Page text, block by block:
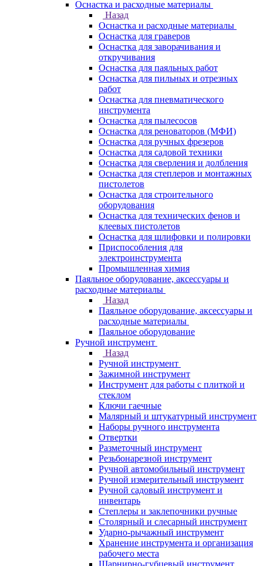
Оснастка и расходные материалы
Назад
Оснастка и расходные материалы
Оснастка для граверов
Оснастка для заворачивания и
откручивания
Оснастка для паяльных работ
Оснастка для пильных и отрезных
работ
Оснастка для пневматического
инструмента
Оснастка для пылесосов
Оснастка для реноваторов (МФИ)
Оснастка для ручных фрезеров
Оснастка для садовой техники
Оснастка для сверления и долбления
Оснастка для степлеров и монтажных
пистолетов
Оснастка для строительного
оборудования
Оснастка для технических фенов и
клеевых пистолетов
Оснастка для шлифовки и полировки
Приспособления для
электроинструмента
Промышленная химия
Паяльное оборудование, аксессуары и
расходные материалы
Назад
Паяльное оборудование, аксессуары и
расходные материалы
Паяльное оборудование
Ручной инструмент
Назад
Ручной инструмент
Зажимной инструмент
Инструмент для работы с плиткой и
стеклом
Ключи гаечные
Малярный и штукатурный инструмент
Наборы ручного инструмента
Отвертки
Разметочный инструмент
Резьбонарезной инструмент
Ручной автомобильный инструмент
Ручной измерительный инструмент
Ручной садовый инструмент и
инвентарь
Степлеры и заклепочники ручные
Столярный и слесарный инструмент
Ударно-рычажный инструмент
Хранение инструмента и организация
рабочего места
Шарнирно-губцевый инструмент